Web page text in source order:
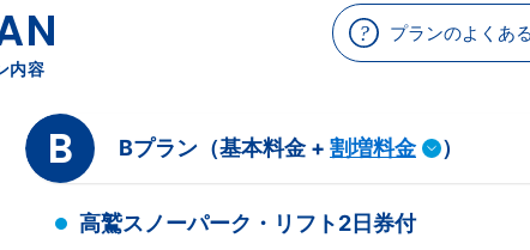
内容
プランのよくあ
B Bプラン（基本料金 + 割増料金 ）
高鷲スノーパーク・リフト2日券付